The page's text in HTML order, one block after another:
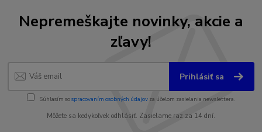
Nepremeškajte novinky, akcie a
zľavy!
Prihlásiť sa
Súhlasím sospracovaním osobných údajov za účelom zasielania newslettera.
Môžete sa kedykoľvek odhlásiť. Zasielame raz za 14 dní.